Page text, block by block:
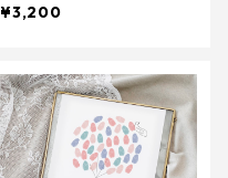
¥3,200